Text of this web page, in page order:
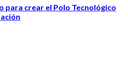
para crear el Polo Tecnológico